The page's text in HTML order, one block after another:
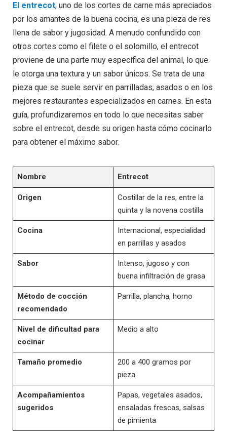
El entrecot, uno de los cortes de carne más apreciados
por los amantes de la buena cocina, es una pieza de res
llena de sabor y jugosidad. A menudo confundido con
otros cortes como el filete o el solomillo, el entrecot
proviene de una parte muy específica del animal, lo que
le otorga una textura y un sabor únicos. Se trata de una
pieza que se suele servir en parrilladas, asados o en los
mejores restaurantes especializados en carnes. En esta
guía, profundizaremos en todo lo que necesitas saber
sobre el entrecot, desde su origen hasta cómo cocinarlo
para obtener el máximo sabor.
Nombre Entrecot
Origen
Costillar de la res, entre la
quinta y la novena costilla
Cocina
Internacional, especialidad
en parrillas y asados
Sabor
Intenso, jugoso y con
buena infiltración de grasa
Método de cocción
recomendado
Parrilla, plancha, horno
Nivel de dificultad para
cocinar
Medio a alto
Tamaño promedio
200 a 400 gramos por
pieza
Acompañamientos
sugeridos
Papas, vegetales asados,
ensaladas frescas, salsas
de pimienta